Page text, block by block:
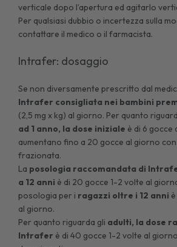
verticale dopo l’apertura ed agitarlo
Per qualsiasi dubbio o incertezza sulla
contattare il medico o il farmacista.
Intrafer: dosaggio
Se non diversamente prescritto dal
Intrafer consigliata nei bambini
(2,5 mg x kg) al giorno. Per quanto
ad 1 anno, la dose iniziale è di 6 gocce
aumentano fino a 20 gocce al giorno
frazionata.
La posologia raccomandata di
a 12 anni è di 20 gocce 1-2 volte al
posologia per i ragazzi oltre i 12 anni
al giorno.
Per quanto riguarda gli adulti, la dose
Intrafer è di 40 gocce 1-2 volte al